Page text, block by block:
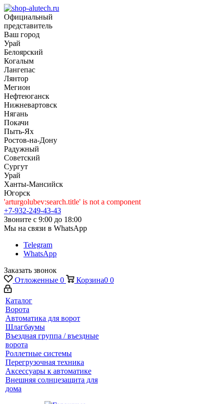
Официальный
представитель
Ваш город
Урай
Белоярский
Когалым
Лангепас
Лянтор
Мегион
Нефтеюганск
Нижневартовск
Нягань
Покачи
Пыть-Ях
Рoстов-на-Дону
Радужный
Советский
Сургут
Урай
Ханты-Мансийск
Югорск
'arturgolubev:search.title' is not a component
+7-932-249-43-43
Звоните с 9:00 до 18:00
Мы на связи в WhatsApp
Telegram
WhatsApp
Заказать звонок
Отложенные 0 Корзина0 0
Каталог
Ворота
Автоматика для ворот
Шлагбаумы
Въездная группа / въездные
ворота
Роллетные системы
Перегрузочная техника
Аксессуары к автоматике
Внешняя солнцезащита для
дома